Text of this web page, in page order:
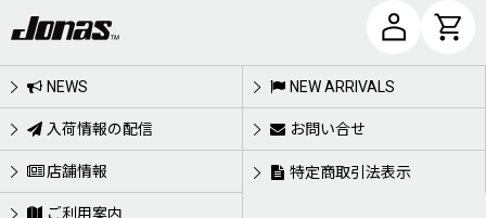
NEWS NEW ARRIVALS
入荷情報の配信 お問い合せ
店舗情報 特定商取引法表示
ご利用案内